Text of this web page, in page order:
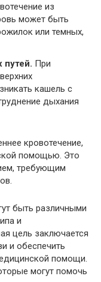
из
может быть
или темных,
При
кашель с
дыхания
кровотечение,
помощью. Это
требующим
быть различными
и
цель заключается
и обеспечить
помощи.
могут помочь